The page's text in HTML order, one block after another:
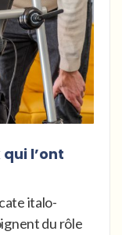
l’ont
italo-
du rôle